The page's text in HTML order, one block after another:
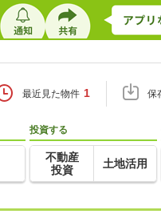
最近見た物件 1 保
投資する
不動産
投資
土地活用